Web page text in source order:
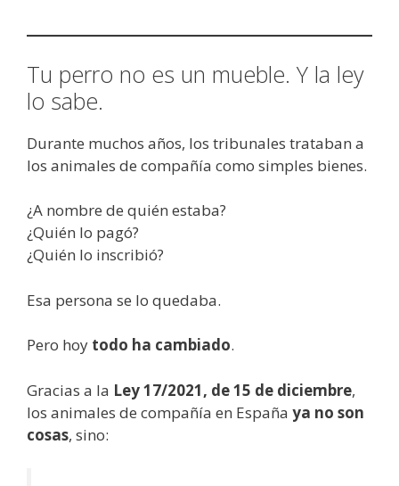
Tu perro no es un mueble. Y la ley
lo sabe.
Durante muchos años, los tribunales trataban a
los animales de compañía como simples bienes.
¿A nombre de quién estaba?
¿Quién lo pagó?
¿Quién lo inscribió?
Esa persona se lo quedaba.
Pero hoy todo ha cambiado.
Gracias a la Ley 17/2021, de 15 de diciembre,
los animales de compañía en España ya no son
cosas, sino: